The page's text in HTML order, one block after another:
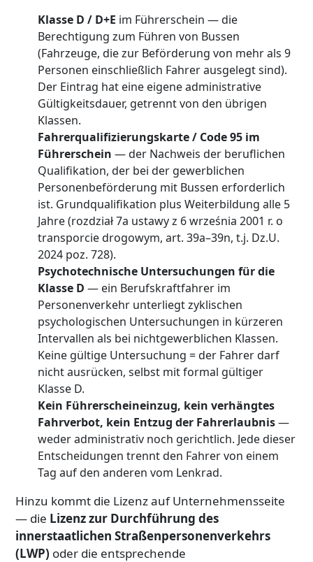
Klasse D / D+E im Führerschein — die
Berechtigung zum Führen von Bussen
(Fahrzeuge, die zur Beförderung von mehr als 9
Personen einschließlich Fahrer ausgelegt sind).
Der Eintrag hat eine eigene administrative
Gültigkeitsdauer, getrennt von den übrigen
Klassen.
Fahrerqualifizierungskarte / Code 95 im
Führerschein — der Nachweis der beruflichen
Qualifikation, der bei der gewerblichen
Personenbeförderung mit Bussen erforderlich
ist. Grundqualifikation plus Weiterbildung alle 5
Jahre (rozdział 7a ustawy z 6 września 2001 r. o
transporcie drogowym, art. 39a–39n, t.j. Dz.U.
2024 poz. 728).
Psychotechnische Untersuchungen für die
Klasse D — ein Berufskraftfahrer im
Personenverkehr unterliegt zyklischen
psychologischen Untersuchungen in kürzeren
Intervallen als bei nichtgewerblichen Klassen.
Keine gültige Untersuchung = der Fahrer darf
nicht ausrücken, selbst mit formal gültiger
Klasse D.
Kein Führerscheineinzug, kein verhängtes
Fahrverbot, kein Entzug der Fahrerlaubnis—
weder administrativ noch gerichtlich. Jede dieser
Entscheidungen trennt den Fahrer von einem
Tag auf den anderen vom Lenkrad.
Hinzu kommt die Lizenz auf Unternehmensseite
— die Lizenz zur Durchführung des
innerstaatlichen Straßenpersonenverkehrs
(LWP) oder die entsprechende